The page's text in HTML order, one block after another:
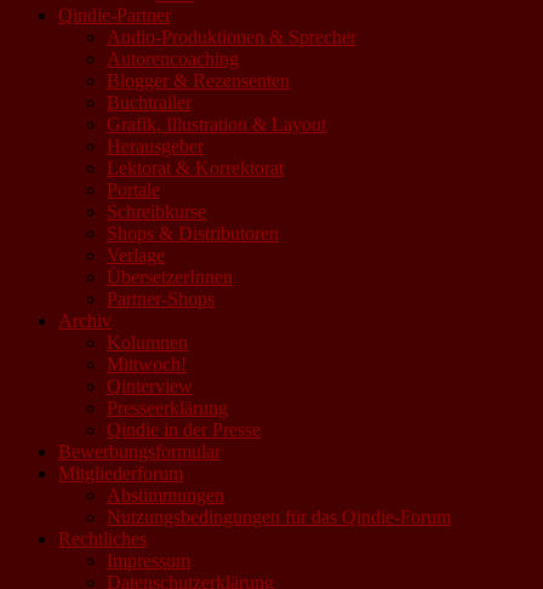
Qindie-Partner
Audio-Produktionen & Sprecher
Autorencoaching
Blogger & Rezensenten
Buchtrailer
Grafik, Illustration & Layout
Herausgeber
Lektorat & Korrektorat
Portale
Schreibkurse
Shops & Distributoren
Verlage
ÜbersetzerInnen
Partner-Shops
Archiv
Kolumnen
Mittwoch!
Qinterview
Presseerklärung
Qindie in der Presse
Bewerbungsformular
Mitgliederforum
Abstimmungen
Nutzungsbedingungen für das Qindie-Forum
Rechtliches
Impressum
Datenschutzerklärung